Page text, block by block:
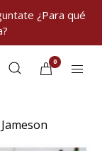
¿Para qué
0